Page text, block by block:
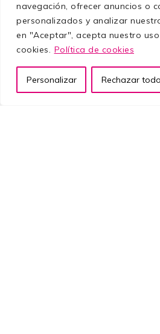
navegación, ofrecer anuncios o
personalizados y analizar
en "Aceptar", acepta nuestro
cookies. Política de cookies
Personalizar Rechazar todo
Abrigos